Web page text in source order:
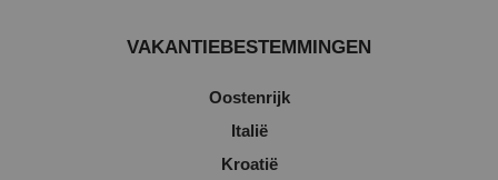
VAKANTIEBESTEMMINGEN
Oostenrijk
Italië
Kroatië